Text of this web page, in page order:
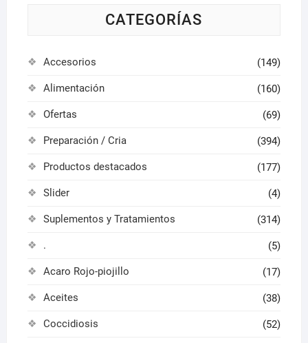
CATEGORÍAS
Accesorios (149)
Alimentación (160)
Ofertas (69)
Preparación / Cria (394)
Productos destacados (177)
Slider (4)
Suplementos y Tratamientos (314)
. (5)
Acaro Rojo-piojillo (17)
Aceites (38)
Coccidiosis (52)